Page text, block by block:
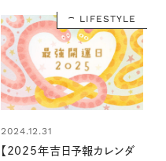
LIFESTYLE
2024.12.31
【2025年吉日予報カレンダ